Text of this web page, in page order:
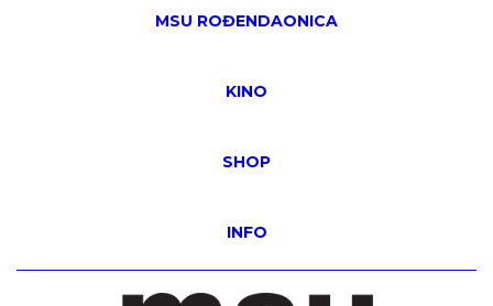
MSU ROĐENDAONICA
KINO
SHOP
INFO